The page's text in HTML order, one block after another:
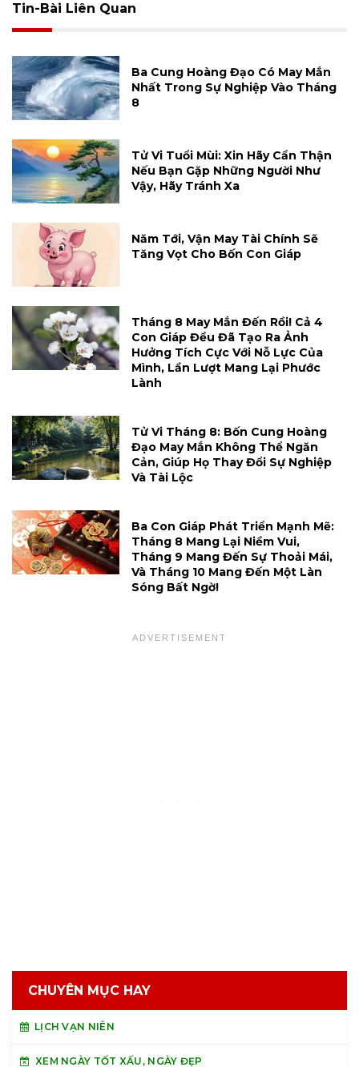
Tin-Bài Liên Quan
Ba Cung Hoàng Đạo Có May Mắn
Nhất Trong Sự Nghiệp Vào Tháng
8
Tử Vi Tuổi Mùi: Xin Hãy Cẩn Thận
Nếu Bạn Gặp Những Người Như
Vậy, Hãy Tránh Xa
Năm Tới, Vận May Tài Chính Sẽ
Tăng Vọt Cho Bốn Con Giáp
Tháng 8 May Mắn Đến Rồi! Cả 4
Con Giáp Đều Đã Tạo Ra Ảnh
Hưởng Tích Cực Với Nỗ Lực Của
Mình, Lần Lượt Mang Lại Phước
Lành
Tử Vi Tháng 8: Bốn Cung Hoàng
Đạo May Mắn Không Thể Ngăn
Cản, Giúp Họ Thay Đổi Sự Nghiệp
Và Tài Lộc
Ba Con Giáp Phát Triển Mạnh Mẽ:
Tháng 8 Mang Lại Niềm Vui,
Tháng 9 Mang Đến Sự Thoải Mái,
Và Tháng 10 Mang Đến Một Làn
Sóng Bất Ngờ!
CHUYÊN MỤC HAY
LỊCH VẠN NIÊN
XEM NGÀY TỐT XẤU, NGÀY ĐẸP